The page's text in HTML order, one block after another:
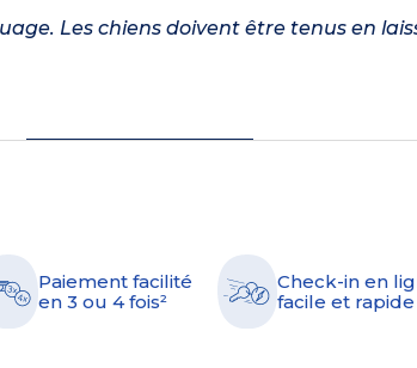
Les chiens doivent être tenus en
Paiement facilité
en 3 ou 4 fois²
Check-in en
facile et rapide